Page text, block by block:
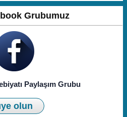
Grubumuz
Paylaşım Grubu
olun